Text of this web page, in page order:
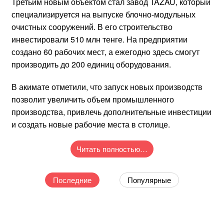
специализируется на выпуске блочно-модульных
очистных сооружений. В его строительство
инвестировали 510 млн тенге. На предприятии
создано 60 рабочих мест, а ежегодно здесь смогут
производить до 200 единиц оборудования.
В акимате отметили, что запуск новых производств
позволит увеличить объем промышленного
производства, привлечь дополнительные инвестиции
и создать новые рабочие места в столице.
Читать полностью…
Последние Популярные